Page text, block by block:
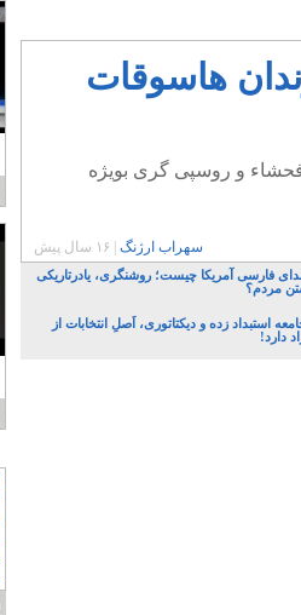
هاسوقات
فحشاء و روسپی گری بویژه
سهراب ارژنگ ۱۶ سال پیش
فارسی آمریکا چیست؛ روشنگری، یادرتاریکی
مردم؟
استبداد زده و دیکتاتوری، اَصلِ انتخابات از
دارد!